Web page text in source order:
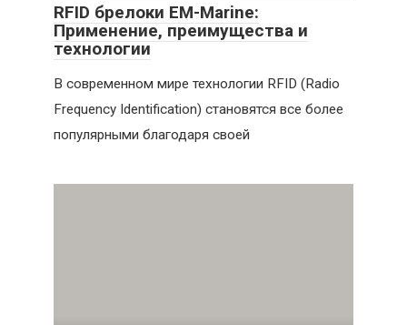
RFID брелоки EM-Marine:
Применение, преимущества и
технологии
В современном мире технологии RFID (Radio
Frequency Identification) становятся все более
популярными благодаря своей